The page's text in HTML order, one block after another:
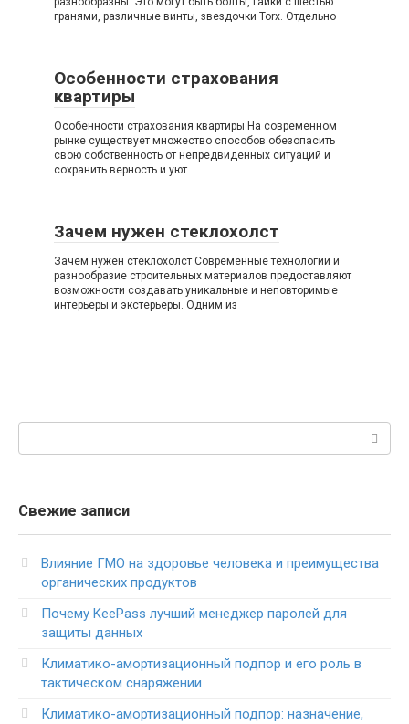
гранями, различные винты, звездочки Torx. Отдельно
Особенности страхования
квартиры
Особенности страхования квартиры На современном
рынке существует множество способов обезопасить
свою собственность от непредвиденных ситуаций и
сохранить верность и уют
Зачем нужен стеклохолст
Зачем нужен стеклохолст Современные технологии и
разнообразие строительных материалов предоставляют
возможности создавать уникальные и неповторимые
интерьеры и экстерьеры. Одним из
Свежие записи
Влияние ГМО на здоровье человека и преимущества
органических продуктов
Почему KeePass лучший менеджер паролей для
защиты данных
Климатико-амортизационный подпор и его роль в
тактическом снаряжении
Климатико-амортизационный подпор: назначение,